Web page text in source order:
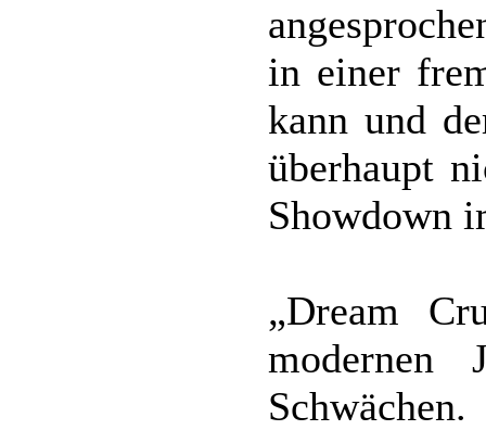
in einer
kann und
überhaupt
Showdown
„Dream
modernen